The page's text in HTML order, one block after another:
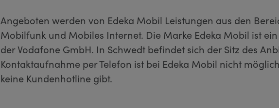
Angeboten werden von Edeka Mobil Leistungen aus den
Mobilfunk und Mobiles Internet. Die Marke Edeka Mobil ist
der Vodafone GmbH. In Schwedt befindet sich der Sitz des
Kontaktaufnahme per Telefon ist bei Edeka Mobil nicht
keine Kundenhotline gibt.